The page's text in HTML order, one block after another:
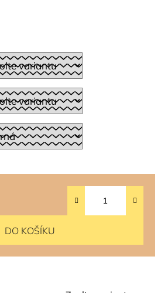
DO KOŠÍKU